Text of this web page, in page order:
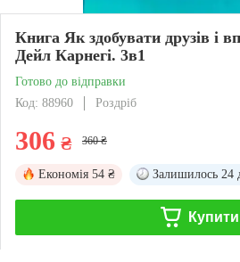
Книга Як здобувати друзів і
Дейл Карнегі. 3в1
Готово до відправки
Код: 88960
Роздріб
306 ₴ 360 ₴
Економія 54 ₴ Залишилось 24
Купити